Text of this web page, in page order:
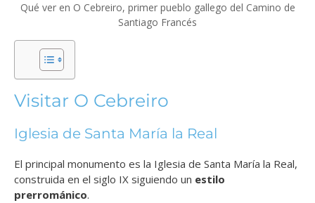
Qué ver en O Cebreiro, primer pueblo gallego del Camino de
Santiago Francés
Visitar O Cebreiro
Iglesia de Santa María la Real
El principal monumento es la Iglesia de Santa María la Real,
construida en el siglo IX siguiendo un estilo
prerrománico.